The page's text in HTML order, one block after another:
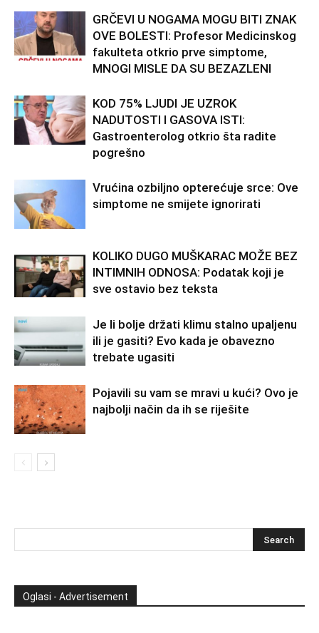
GRČEVI U NOGAMA MOGU BITI ZNAK
OVE BOLESTI: Profesor Medicinskog
fakulteta otkrio prve simptome,
MNOGI MISLE DA SU BEZAZLENI
KOD 75% LJUDI JE UZROK
NADUTOSTI I GASOVA ISTI:
Gastroenterolog otkrio šta radite
pogrešno
Vrućina ozbiljno opterećuje srce: Ove
simptome ne smijete ignorirati
KOLIKO DUGO MUŠKARAC MOŽE BEZ
INTIMNIH ODNOSA: Podatak koji je
sve ostavio bez teksta
Je li bolje držati klimu stalno upaljenu
ili je gasiti? Evo kada je obavezno
trebate ugasiti
Pojavili su vam se mravi u kući? Ovo je
najbolji način da ih se riješite
Oglasi - Advertisement